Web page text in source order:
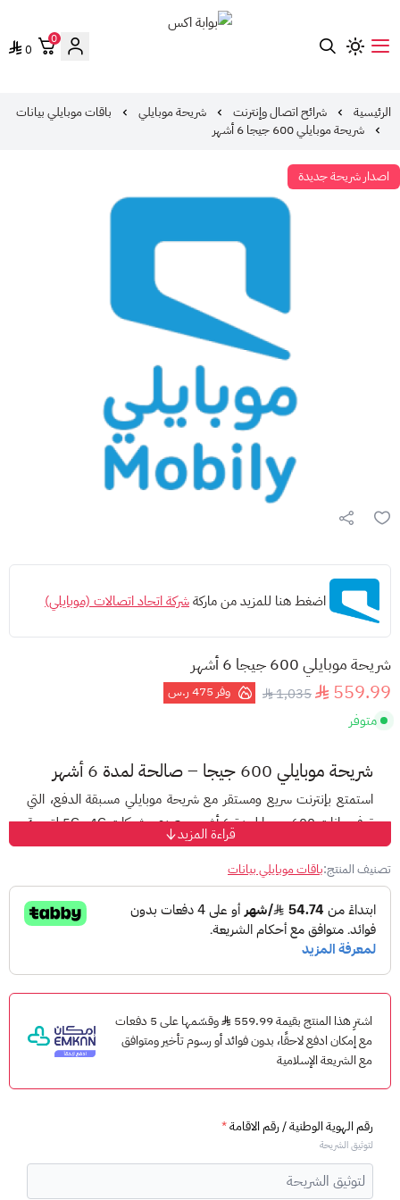
0
0
الرئيسية شرائح اتصال وإنترنت شريحة موبايلي
باقات موبايلي بيانات
شريحة موبايلي 600 جيجا 6 أشهر
اصدار شريحة جديدة
اضغط هنا للمزيد من ماركةشركة اتحاد اتصالات (موبايلي)
شريحة موبايلي 600 جيجا 6 أشهر
559.99
1,035 وفر475 ر.س
متوفر
شريحة موبايلي 600 جيجا – صالحة لمدة 6 أشهر
استمتع بإنترنت سريع ومستقر معشريحة موبايلي مسبقة الدفع، التي
توفربيانات 600 جيجا لمدة 6 أشهر ، مع دعم شبكات4G و5G
لتجربة
اتصال مثالية على الجوال أو الراوتر.
✅ مميزات الشريحة:
بيانات600 جيجا لمدة 6 أشهر
دعم شبكات
تعمل على جميع الأجهزة (الجوال أو الراوتر)
بدون عقود أو التزامات طويلة
⏱️ آلية التفعيل:
أوقات التفعيل اليومية:
من8:00 صباحًا إلى 11:00 صباحًا
من4:00 عصرًا إلى 10:00 مساءً
قراءة المزيد
تصنيف المنتج:باقات موبايلي بيانات
اشترِ هذا المنتج بقيمة 559.99
وقسّمها على 5 دفعات
مع إمكان ادفع لاحقًا، بدون فوائد أو رسوم تأخير ومتوافق
مع الشريعة الإسلامية
رقم الهوية الوطنية / رقم الاقامة*
لتوثيق الشريحة